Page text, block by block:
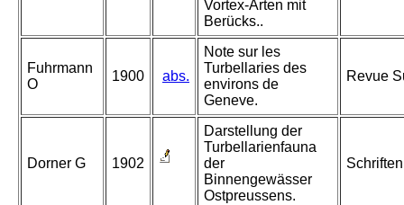
Vortex-Arten mit
Berücks..
Fuhrmann
O
1900 abs.
Note sur les
Turbellaries des
environs de
Geneve.
Revue
Dorner G 1902
Darstellung der
Turbellarienfauna
der
Binnengewässer
Ostpreussens.